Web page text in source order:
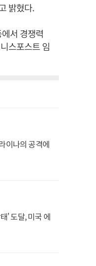
밝혔다.
서 경쟁력
스포스트 임
이나의 공격에
' 도달, 미국 에